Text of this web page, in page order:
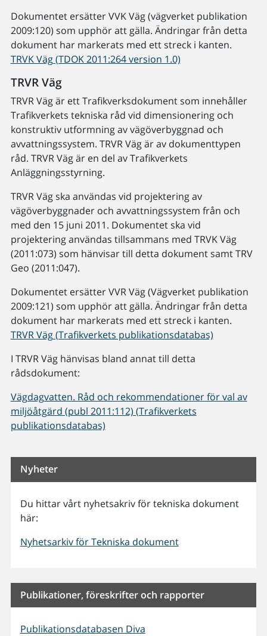
Dokumentet ersätter VVK Väg (vägverket publikation
2009:120) som upphör att gälla. Ändringar från detta
dokument har markerats med ett streck i kanten.
TRVK Väg (TDOK 2011:264 version 1.0)
TRVR Väg
TRVR Väg är ett Trafikverksdokument som innehåller
Trafikverkets tekniska råd vid dimensionering och
konstruktiv utformning av vägöverbyggnad och
avvattningssystem. TRVR Väg är av dokumenttypen
råd. TRVR Väg är en del av Trafikverkets
Anläggningsstyrning.
TRVR Väg ska användas vid projektering av
vägöverbyggnader och avvattningssystem från och
med den 15 juni 2011. Dokumentet ska vid
projektering användas tillsammans med TRVK Väg
(2011:073) som hänvisar till detta dokument samt TRV
Geo (2011:047).
Dokumentet ersätter VVR Väg (Vägverket publikation
2009:121) som upphör att gälla. Ändringar från detta
dokument har markerats med ett streck i kanten.
TRVR Väg (Trafikverkets publikationsdatabas)
I TRVR Väg hänvisas bland annat till detta
rådsdokument:
Vägdagvatten. Råd och rekommendationer för val av
miljöåtgärd (publ 2011:112) (Trafikverkets
publikationsdatabas)
Nyheter
Du hittar vårt nyhetsakriv för tekniska dokument
här:
Nyhetsarkiv för Tekniska dokument
Publikationer, föreskrifter och rapporter
Publikationsdatabasen Diva